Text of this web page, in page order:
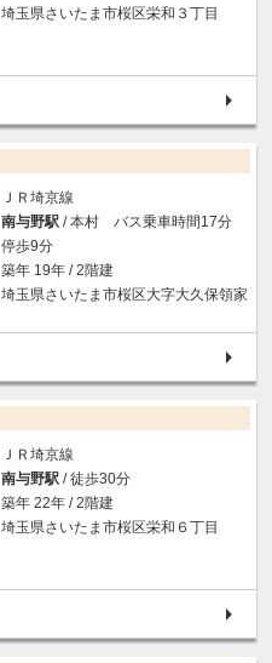
埼玉県さいたま市桜区栄和３丁目
ＪＲ埼京線
南与野駅 / 本村 バス乗車時間17分
停歩9分
築年 19年 / 2階建
埼玉県さいたま市桜区大字大久保領家
ＪＲ埼京線
南与野駅 / 徒歩30分
築年 22年 / 2階建
埼玉県さいたま市桜区栄和６丁目